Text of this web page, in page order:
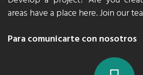
areas have a place here. Join our
Para comunicarte con nosotros